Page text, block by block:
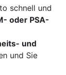
schnell und
oder PSA-
und
und Sie